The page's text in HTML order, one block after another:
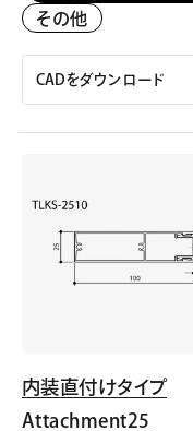
その他
CADをダウンロード
内装直付けタイプ
Attachment25